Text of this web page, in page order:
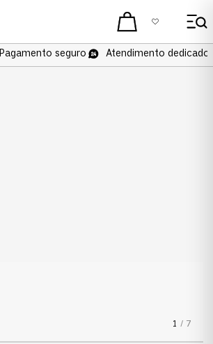
Pagamento seguro Atendimento dedicado
1 / 7